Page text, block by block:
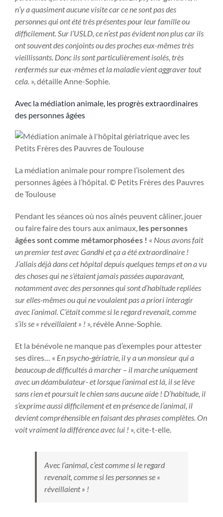
n’y a quasiment aucune visite car ce ne sont pas des
personnes qui ont été très présentes pour leur famille ou
difficilement. Sur l’USLD, ce n’est pas évident non plus car ils
ont souvent des conjoints ou des proches eux-mêmes très
vieillissants. Donc ils sont particulièrement isolés, très
renfermés sur eux-mêmes et la maladie vient aggraver tout
cela. », détaille Anne-Sophie.
Avec la médiation animale, les progrès extraordinaires
des personnes âgées
La médiation animale pour rompre l’isolement des
personnes âgées à l’hôpital. © Petits Frères des Pauvres
de Toulouse
Pendant les séances où nos aînés peuvent câliner, jouer
ou faire faire des tours aux animaux, les personnes
âgées sont comme métamorphosées ! « Nous avons fait
un premier test avec Gandhi et ça a été extraordinaire !
J’allais déjà dans cet hôpital depuis quelques temps et on a vu
des choses qui ne s’étaient jamais passées auparavant,
notamment avec des personnes qui sont d’habitude repliées
sur elles-mêmes ou qui ne voulaient pas a priori interagir
avec l’animal. C’était comme si le regard revenait, comme
s’ils se « réveillaient » ! », révèle Anne-Sophie.
Et la bénévole ne manque pas d’exemples pour attester
ses dires… « En psycho-gériatrie, il y a un monsieur qui a
beaucoup de difficultés à marcher – il marche uniquement
avec un déambulateur- et lorsque l’animal est là, il se lève
sans rien et poursuit le chien sans aucune aide ! D’habitude, il
s’exprime aussi difficilement et en présence de l’animal, il
devient compréhensible en faisant des phrases complètes. On
voit vraiment la différence avec lui ! », cite-t-elle.
Avec l’animal, c’est comme si le regard
revenait, comme si les personnes se «
réveillaient » !